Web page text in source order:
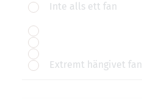
Inte alls ett fan
Extremt hängivet fan